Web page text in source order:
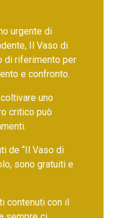
urgente di
Il Vaso di
di riferimento per
e confronto.
uno
critico può
de “Il Vaso di
sono gratuiti e
contenuti con il